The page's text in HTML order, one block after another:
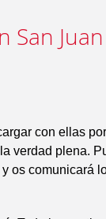
San
con ellas
verdad plena.
os comunicará